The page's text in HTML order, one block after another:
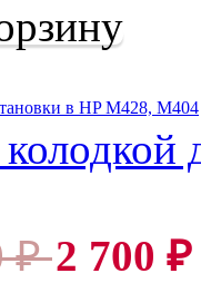
₽ 2 700 ₽